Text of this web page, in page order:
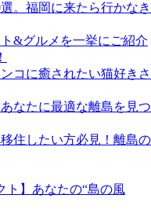
。福岡に来たら行かなき
&グルメを一挙にご紹介
コに癒されたい猫好きさ
なたに最適な離島を見つ
住したい方必見！離島の
ト】あなたの“島の風